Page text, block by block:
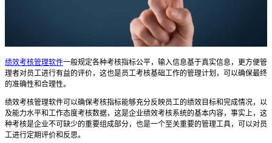
绩效考核管理软件一般规定各种考核指标公平，输入信息基于真实信息，更方便管
理者对员工进行有益的评价，这也是员工考核基础工作的管理计划，可以确保最终
的准确性和合理性。
绩效考核管理软件可以确保考核指标能够充分反映员工的绩效目标和完成情况，以
及能力水平和工作态度考核数据，这是企业绩效考核系统的基本内容，事实上，这
种考核是企业不可缺少的重要组成部分，也是一个至关重要的管理工具，可以对员
工进行定期评价和反思。